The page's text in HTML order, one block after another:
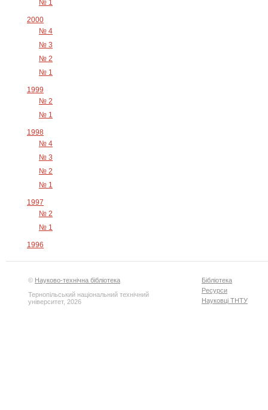
№ 1
2000
№ 4
№ 3
№ 2
№ 1
1999
№ 2
№ 1
1998
№ 4
№ 3
№ 2
№ 1
1997
№ 2
№ 1
1996
© Науково-технічна бібліотека
Тернопільський національний технічний
університет, 2026
Бібліотека
Ресурси
Науковці ТНТУ